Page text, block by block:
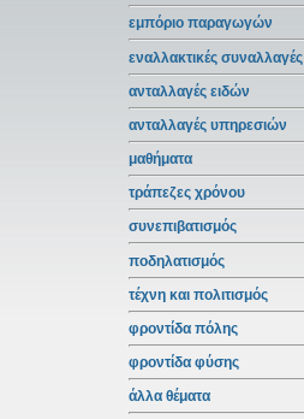
εμπόριο παραγωγών
εναλλακτικές συναλλαγές
ανταλλαγές ειδών
ανταλλαγές υπηρεσιών
μαθήματα
τράπεζες χρόνου
συνεπιβατισμός
ποδηλατισμός
τέχνη και πολιτισμός
φροντίδα πόλης
φροντίδα φύσης
άλλα θέματα